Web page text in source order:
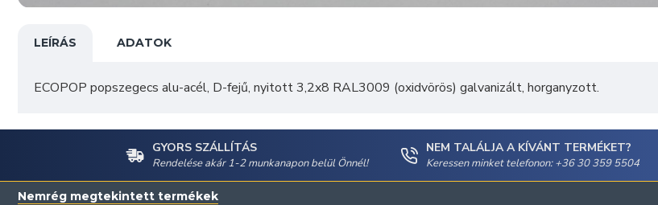
LEÍRÁS ADATOK
ECOPOP popszegecs alu-acél, D-fejű, nyitott 3,2x8 RAL3009 (oxidvörös) galvanizált, horganyzott.
GYORS SZÁLLÍTÁS
Rendelése akár 1-2 munkanapon belül Önnél!
NEM TALÁLJA A KÍVÁNT TERMÉKET?
Keressen minket telefonon: +36 30 359 5504
Nemrég megtekintett termékek